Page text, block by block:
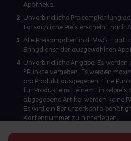
Apotheke.
2 Unverbindliche Preisempfehlung
tatsächliche Preis erscheint nach
3 Alle Preisangaben inkl. MwSt., ggf.
Bringdienst der ausgewählten
4 Unverbindliche Angabe. Es werden
°Punkte vergeben. Es werden
pro Produkt ausgegeben. Eine
für Produkte mit einem Einzelpreis
abgegebene Artikel werden keine
Es wird ein Benutzerkonto benötigt,
Kartennummer zu hinterlegen.